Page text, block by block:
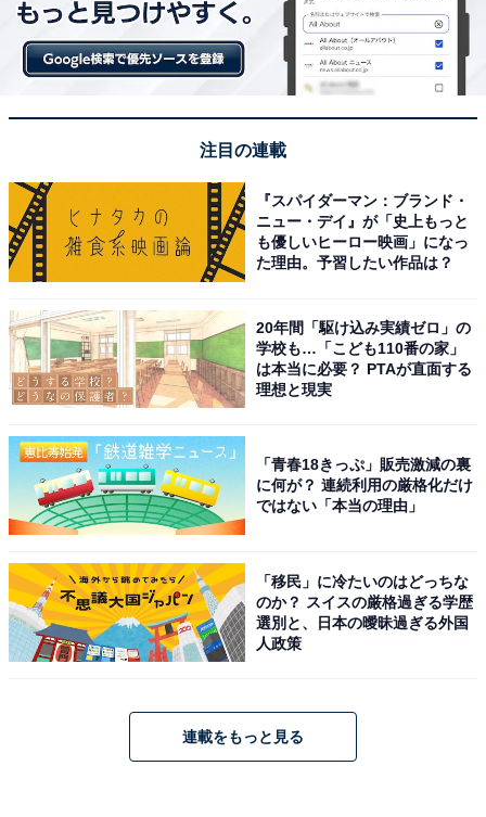
注目の連載
『スパイダーマン：ブランド・
ニュー・デイ』が「史上もっと
も優しいヒーロー映画」になっ
た理由。予習したい作品は？
20年間「駆け込み実績ゼロ」の
学校も…「こども110番の家」
は本当に必要？ PTAが直面する
理想と現実
「青春18きっぷ」販売激減の裏
に何が？ 連続利用の厳格化だけ
ではない「本当の理由」
「移民」に冷たいのはどっちな
のか？ スイスの厳格過ぎる学歴
選別と、日本の曖昧過ぎる外国
人政策
連載をもっと見る